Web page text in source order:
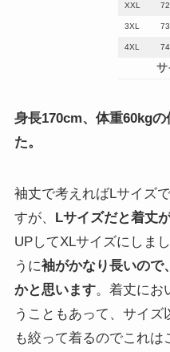
XXL 72
3XL 73
4XL 74
サ
身長170cm、体重60kg
た。
袖丈で考えればLサイズ
すが、
Lサイズだと着丈
UPしてXLサイズにしま
うに袖がかなり長いので
かと思います。着丈にお
うこともあって、サイ
も絞って着るのでこれは